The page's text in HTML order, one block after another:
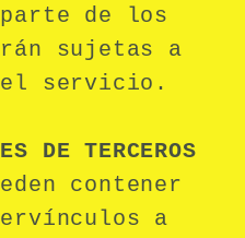
parte de los
sujetas a
servicio.
DE TERCEROS
contener
a